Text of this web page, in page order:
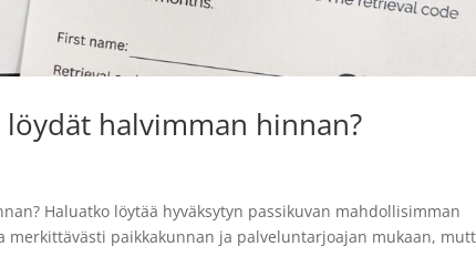
halvimman hinnan?
Haluatko löytää hyväksytyn passikuvan mahdollisimman
merkittävästi paikkakunnan ja palveluntarjoajan mukaan,